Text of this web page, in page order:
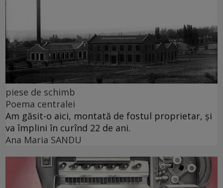
piese de schimb
Poema centralei
Am găsit-o aici, montată de fostul proprietar, și
va împlini în curînd 22 de ani.
Ana Maria SANDU